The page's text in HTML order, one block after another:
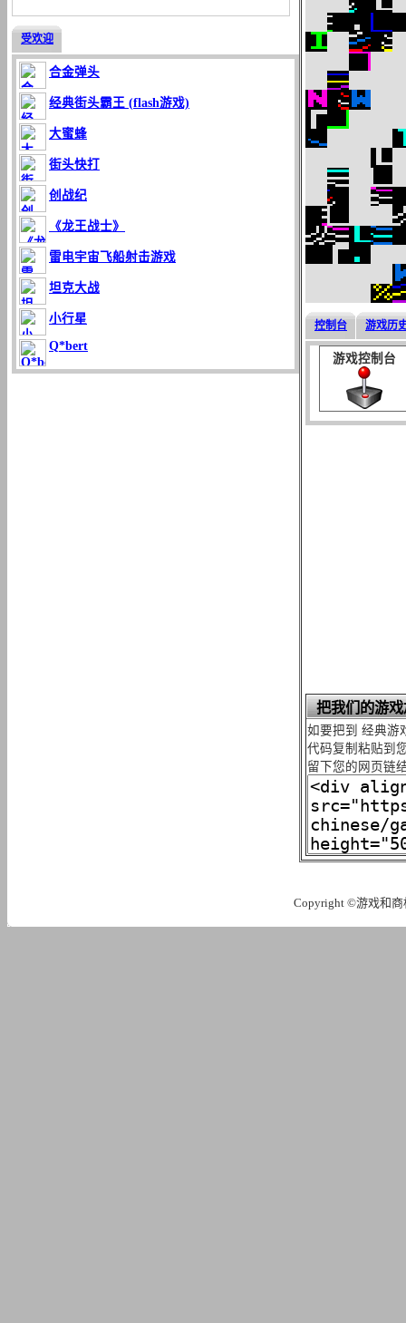
受欢迎
合金弹头
经典街头霸王 (flash游戏)
大蜜蜂
街头快打
创战纪
《龙王战士》
雷电宇宙飞船射击游戏
坦克大战
小行星
Q*bert
控制台 游戏历
游戏控制台
把我们的游
如要把到 经典游
代码复制粘贴到
留下您的网页链
Copyright ©游戏和